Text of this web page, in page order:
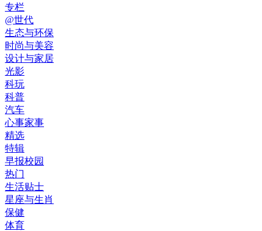
专栏
@世代
生态与环保
时尚与美容
设计与家居
光影
科玩
科普
汽车
心事家事
精选
特辑
早报校园
热门
生活贴士
星座与生肖
保健
体育